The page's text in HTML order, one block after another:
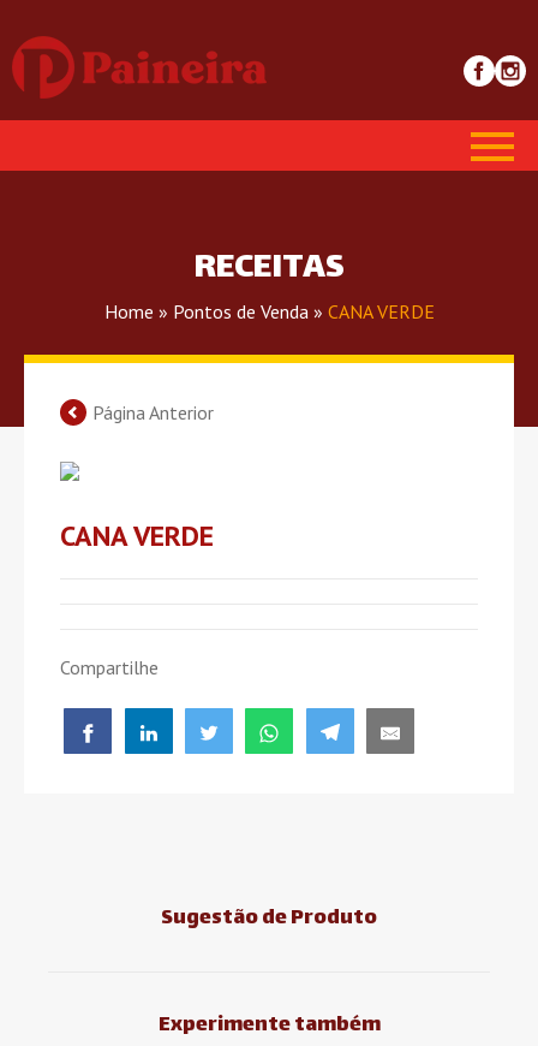
RECEITAS
Home » Pontos de Venda » CANA VERDE
Página Anterior
CANA VERDE
Compartilhe
Sugestão de Produto
Experimente também